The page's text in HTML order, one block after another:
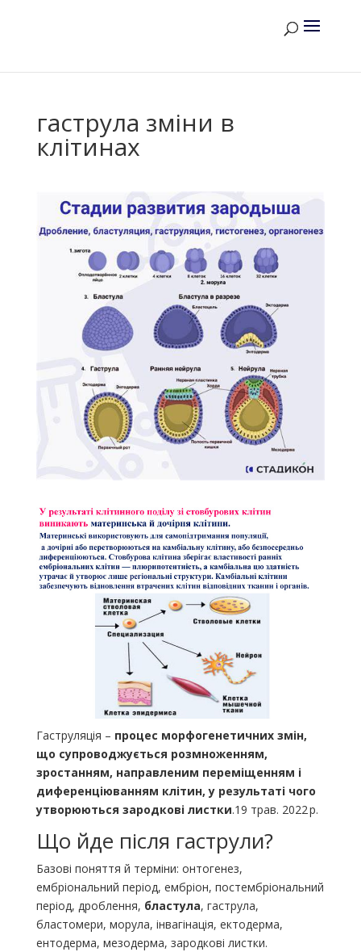
гаструла зміни в
клітинах
Гаструляція – процес морфогенетичних змін,
що супроводжується розмноженням,
зростанням, направленим переміщенням і
диференціюванням клітин, у результаті чого
утворюються зародкові листки.19 трав. 2022 р.
Що йде після гаструли?
Базові поняття й терміни: онтогенез,
ембріональний період, ембріон, постембріональний
період, дроблення, бластула, гаструла,
бластомери, морула, інвагінація, ектодерма,
ентодерма, мезодерма, зародкові листки.